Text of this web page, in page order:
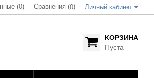
(0) Сравнения (0) Личный кабинет
КОРЗИНА
Пуста